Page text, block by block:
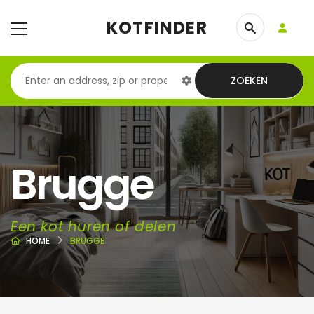
KOTFINDER
ZOEKEN
Brugge
Een kot huren of delen
HOME BRUGGE